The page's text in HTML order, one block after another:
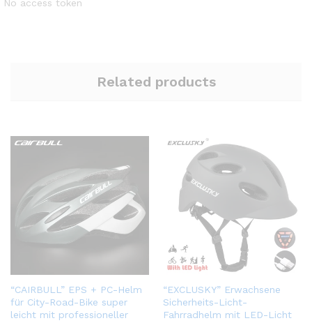
No access token
Related products
“CAIRBULL” EPS + PC-Helm
für City-Road-Bike super
leicht mit professioneller
“EXCLUSKY” Erwachsene
Sicherheits-Licht-
Fahrradhelm mit LED-Licht